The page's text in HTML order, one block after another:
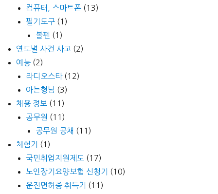
컴퓨터, 스마트폰 (13)
필기도구 (1)
볼펜 (1)
연도별 사건 사고 (2)
예능 (2)
라디오스타(12)
아는형님 (3)
채용 정보 (11)
공무원 (11)
공무원 공채 (11)
체험기
(1)
국민취업지원제도 (17)
노인장기요양보험 신청기
(10)
운전면허증 취득기
(11)